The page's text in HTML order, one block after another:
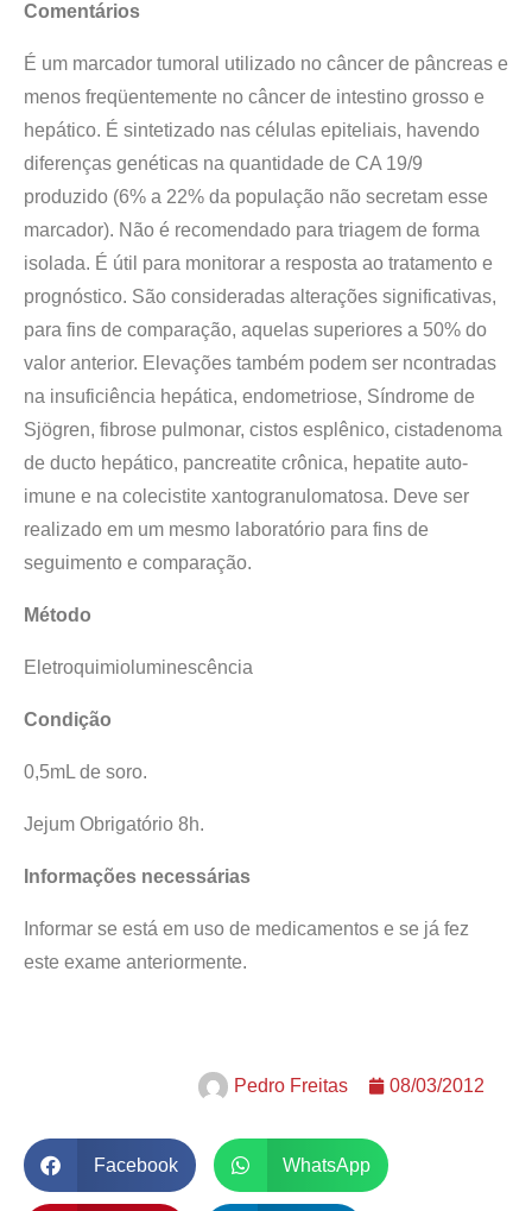
Comentários
É um marcador tumoral utilizado no câncer de pâncreas e
menos freqüentemente no câncer de intestino grosso e
hepático. É sintetizado nas células epiteliais, havendo
diferenças genéticas na quantidade de CA 19/9
produzido (6% a 22% da população não secretam esse
marcador). Não é recomendado para triagem de forma
isolada. É útil para monitorar a resposta ao tratamento e
prognóstico. São consideradas alterações significativas,
para fins de comparação, aquelas superiores a 50% do
valor anterior. Elevações também podem ser ncontradas
na insuficiência hepática, endometriose, Síndrome de
Sjögren, fibrose pulmonar, cistos esplênico, cistadenoma
de ducto hepático, pancreatite crônica, hepatite auto-
imune e na colecistite xantogranulomatosa. Deve ser
realizado em um mesmo laboratório para fins de
seguimento e comparação.
Método
Eletroquimioluminescência
Condição
0,5mL de soro.
Jejum Obrigatório 8h.
Informações necessárias
Informar se está em uso de medicamentos e se já fez
este exame anteriormente.
Pedro Freitas 08/03/2012
Facebook WhatsApp